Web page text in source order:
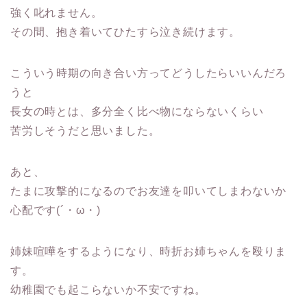
強く叱れません。
その間、抱き着いてひたすら泣き続けます。
こういう時期の向き合い方ってどうしたらいいんだろ
う と
長女の時とは、多分全く比べ物にならないくらい
苦労しそうだと思いました。
あと、
たまに攻撃的になるのでお友達を叩いてしまわないか
心配です(´・ω・)
姉妹喧嘩をするようになり、時折お姉ちゃんを殴りま
す。
幼稚園でも起こらないか不安ですね。